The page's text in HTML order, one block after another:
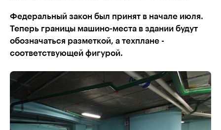
Федеральный закон был принят в начале июля.
Теперь границы машино-места в здании будут
обозначаться разметкой, а техплане -
соответствующей фигурой.